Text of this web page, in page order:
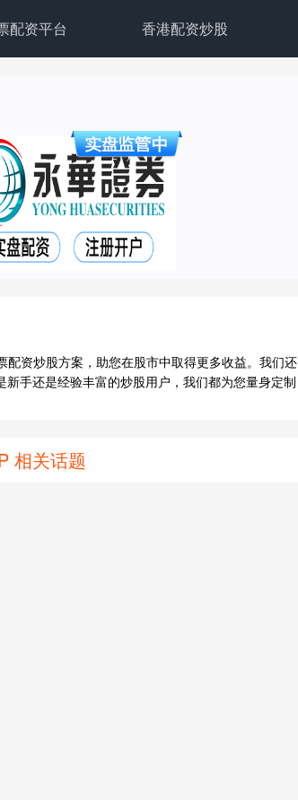
配资平台 香港配资炒股
资炒股方案，助您在股市中取得更多收益。我们还
手还是经验丰富的炒股用户，我们都为您量身定制
相关话题